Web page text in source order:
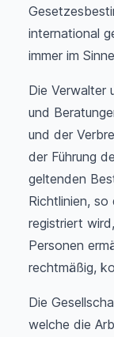
international
immer im
Die Verwalter
und
und der
der Führung
geltenden
Richtlinien,
registriert
Personen
rechtmäßig,
Die
welche die